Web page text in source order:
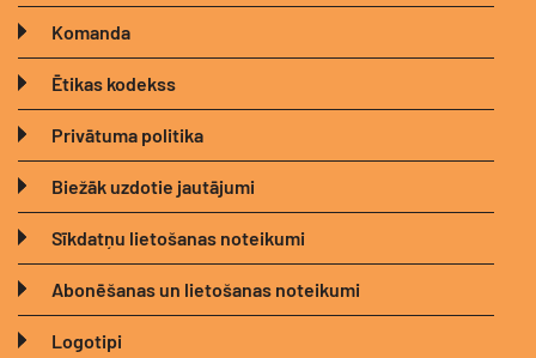
Komanda
Ētikas kodekss
Privātuma politika
Biežāk uzdotie jautājumi
Sīkdatņu lietošanas noteikumi
Abonēšanas un lietošanas noteikumi
Logotipi